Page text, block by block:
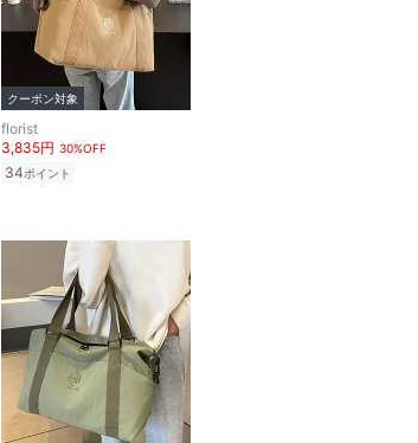
クーポン対象
florist
3,835円 30%OFF
34ポイント